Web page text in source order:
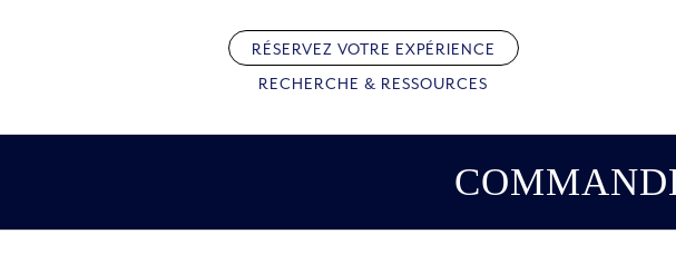
RÉSERVEZ VOTRE EXPÉRIENCE
RECHERCHE & RESSOURCES